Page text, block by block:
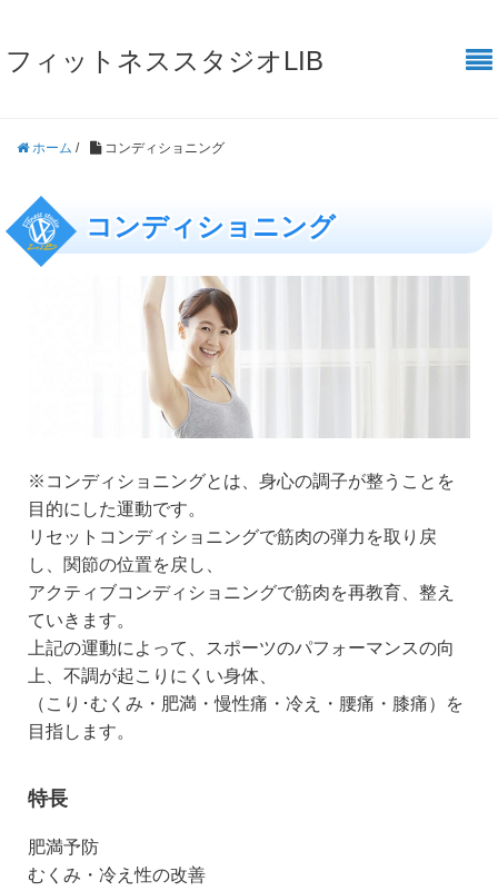
フィットネススタジオLIB
ホーム / コンディショニング
コンディショニング
※コンディショニングとは、身心の調子が整うことを
目的にした運動です。
リセットコンディショニングで筋肉の弾力を取り戻
し、関節の位置を戻し、
アクティブコンディショニングで筋肉を再教育、整え
ていきます。
上記の運動によって、スポーツのパフォーマンスの向
上、不調が起こりにくい身体、
（こり･むくみ・肥満・慢性痛・冷え・腰痛・膝痛）を
目指します。
特長
肥満予防
むくみ・冷え性の改善